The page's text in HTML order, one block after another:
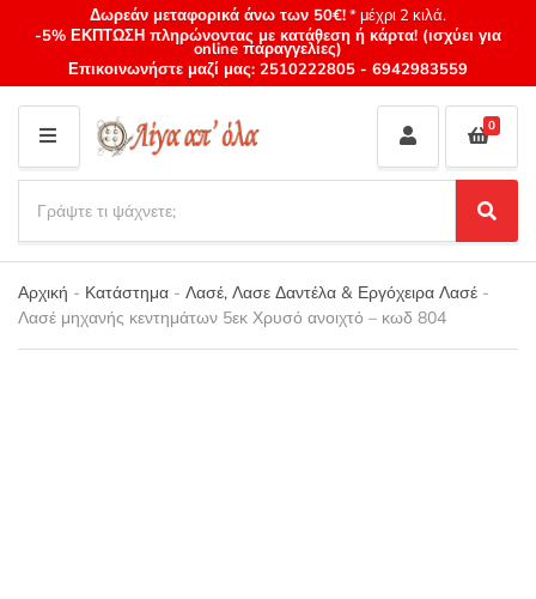
Δωρεάν μεταφορικά άνω των 50€!* μέχρι 2 κιλά.
-5% ΕΚΠΤΩΣΗ πληρώνοντας με κατάθεση ή κάρτα! (ισχύει για
online παραγγελίες)
Επικοινωνήστε μαζί μας: 2510222805 - 6942983559
M
E
N
U
Category
name
a
r
c
h
p
S
e
a
r
0
Αρχική - Κατάστημα - Λασέ, Λασε Δαντέλα & Εργόχειρα Λασέ -
Λασέ μηχανής κεντημάτων 5εκ Χρυσό ανοιχτό – κωδ 804